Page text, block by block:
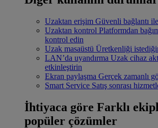
Uzaktan erişim Güvenli bağlantı
Uzaktan kontrol Platformdan
kontrol edin
Uzak masaüstü Üretkenliği
LAN’da uyandırma Uzak cihaz
etkinleştirin
Ekran paylaşma Gerçek zamanlı
Smart Service Satış sonrası
İhtiyaca göre Farklı
popüler çözümler